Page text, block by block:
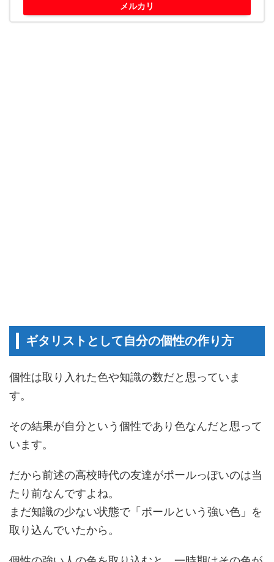
メルカリ
ギタリストとして自分の個性の作り方
個性は取り入れた色や知識の数だと思っていま
す。
その結果が自分という個性であり色なんだと思って
います。
だから前述の高校時代の友達がポールっぽいのは当
たり前なんですよね。
まだ知識の少ない状態で「ポールという強い色」を
取り込んでいたから。